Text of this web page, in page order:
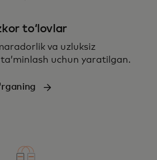
toʻlovlar
va uzluksiz
uchun yaratilgan.